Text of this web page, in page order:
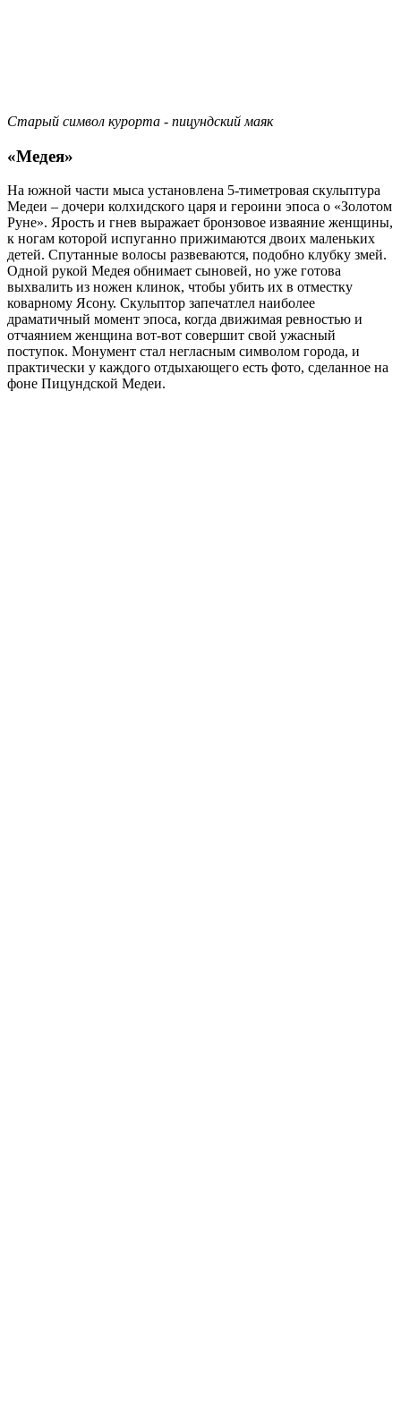
Старый символ курорта - пицундский маяк
«Медея»
На южной части мыса установлена 5-тиметровая скульптура
Медеи – дочери колхидского царя и героини эпоса о «Золотом
Руне». Ярость и гнев выражает бронзовое изваяние женщины,
к ногам которой испуганно прижимаются двоих маленьких
детей. Спутанные волосы развеваются, подобно клубку змей.
Одной рукой Медея обнимает сыновей, но уже готова
выхвалить из ножен клинок, чтобы убить их в отместку
коварному Ясону. Скульптор запечатлел наиболее
драматичный момент эпоса, когда движимая ревностью и
отчаянием женщина вот-вот совершит свой ужасный
поступок. Монумент стал негласным символом города, и
практически у каждого отдыхающего есть фото, сделанное на
фоне Пицундской Медеи.